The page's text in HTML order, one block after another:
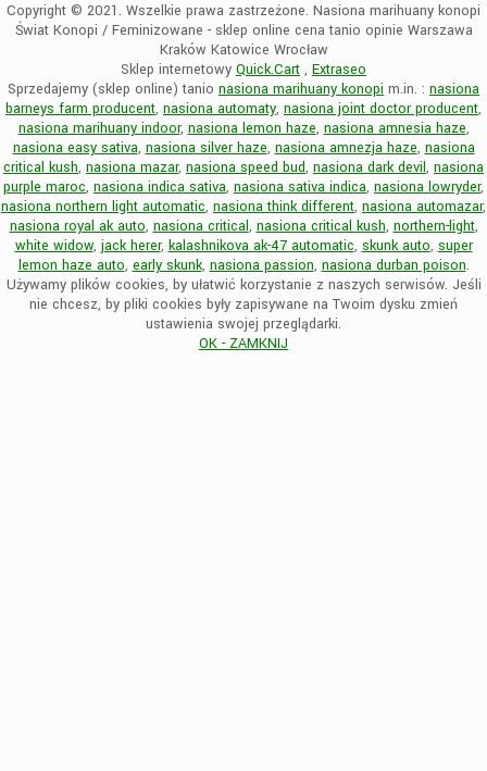
Copyright © 2021. Wszelkie prawa zastrzeżone. Nasiona marihuany konopi
Świat Konopi / Feminizowane - sklep online cena tanio opinie Warszawa
Kraków Katowice Wrocław
Sklep internetowy Quick.Cart , Extraseo
Sprzedajemy (sklep online) tanio nasiona marihuany konopi m.in. : nasiona
barneys farm producent, nasiona automaty, nasiona joint doctor producent,
nasiona marihuany indoor, nasiona lemon haze, nasiona amnesia haze,
nasiona easy sativa, nasiona silver haze, nasiona amnezja haze, nasiona
critical kush, nasiona mazar, nasiona speed bud, nasiona dark devil, nasiona
purple maroc, nasiona indica sativa, nasiona sativa indica, nasiona lowryder,
nasiona northern light automatic, nasiona think different, nasiona automazar,
nasiona royal ak auto, nasiona critical, nasiona critical kush, northern-light,
white widow, jack herer, kalashnikova ak-47 automatic, skunk auto, super
lemon haze auto, early skunk, nasiona passion, nasiona durban poison.
Używamy plików cookies, by ułatwić korzystanie z naszych serwisów. Jeśli
nie chcesz, by pliki cookies były zapisywane na Twoim dysku zmień
ustawienia swojej przeglądarki.
OK - ZAMKNIJ